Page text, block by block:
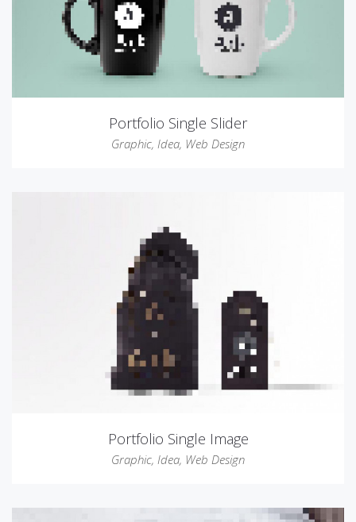
Portfolio Single Slider
Graphic, Idea, Web Design
Portfolio Single Image
Graphic, Idea, Web Design